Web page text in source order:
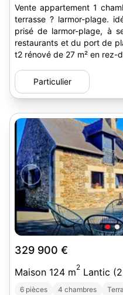
Vente appartement 1
terrasse ? larmor-plage. idéalement situé dans un quartier
prisé de larmor-plage, à
restaurants et du port de
t2 rénové de 27 m² en rez-
Particulier
329 900 €
Maison 124 m2 Lantic
6 pièces 4 chambres